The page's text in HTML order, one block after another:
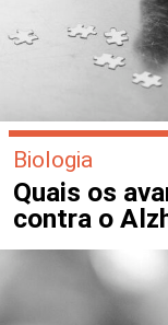
Biologia
Quais os
contra o